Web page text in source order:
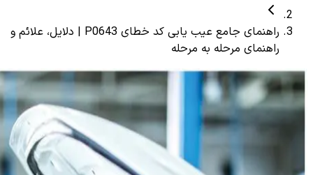
راهنمای جامع عیب یابی کد خطای P0643 | دلایل، علائم و
راهنمای مرحله به مرحله